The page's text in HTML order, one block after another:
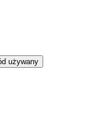
używany